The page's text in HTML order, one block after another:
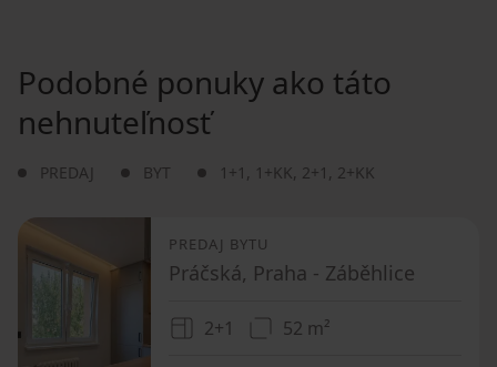
Podobné ponuky ako táto
nehnuteľnosť
PREDAJ BYT 1+1 , 1+KK, 2+1 , 2+KK
PREDAJ BYTU
Práčská, Praha - Záběhlice
2+1 52 m²